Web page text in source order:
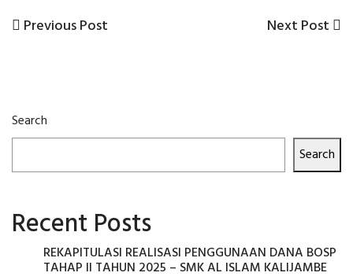
Post
Previous
Previous Post
Next
Next Post
Search
Search
Recent Posts
REKAPITULASI REALISASI PENGGUNAAN DANA BOSP
TAHAP II TAHUN 2025 – SMK AL ISLAM KALIJAMBE